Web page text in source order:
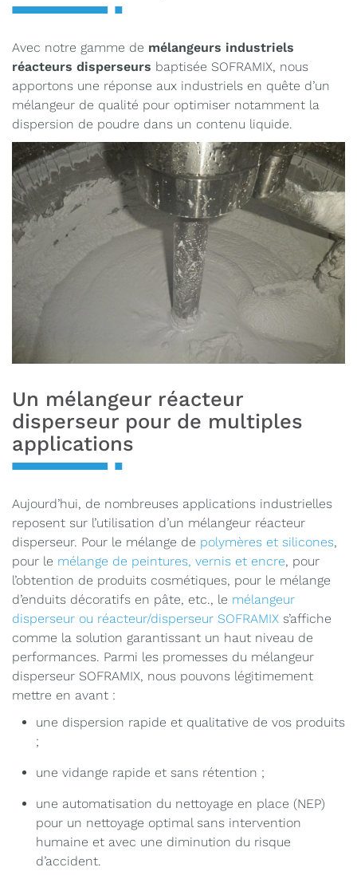
Avec notre gamme de mélangeurs industriels
réacteurs disperseurs baptisée SOFRAMIX, nous
apportons une réponse aux industriels en quête d’un
mélangeur de qualité pour optimiser notamment la
dispersion de poudre dans un contenu liquide.
Un mélangeur réacteur
disperseur pour de multiples
applications
Aujourd’hui, de nombreuses applications industrielles
reposent sur l’utilisation d’un mélangeur réacteur
disperseur. Pour le mélange de polymères et silicones,
pour le mélange de peintures, vernis et encre, pour
l’obtention de produits cosmétiques, pour le mélange
d’enduits décoratifs en pâte, etc., le mélangeur
disperseur ou réacteur/disperseur SOFRAMIX s’affiche
comme la solution garantissant un haut niveau de
performances. Parmi les promesses du mélangeur
disperseur SOFRAMIX, nous pouvons légitimement
mettre en avant :
une dispersion rapide et qualitative de vos produits
;
une vidange rapide et sans rétention ;
une automatisation du nettoyage en place (NEP)
pour un nettoyage optimal sans intervention
humaine et avec une diminution du risque
d’accident.